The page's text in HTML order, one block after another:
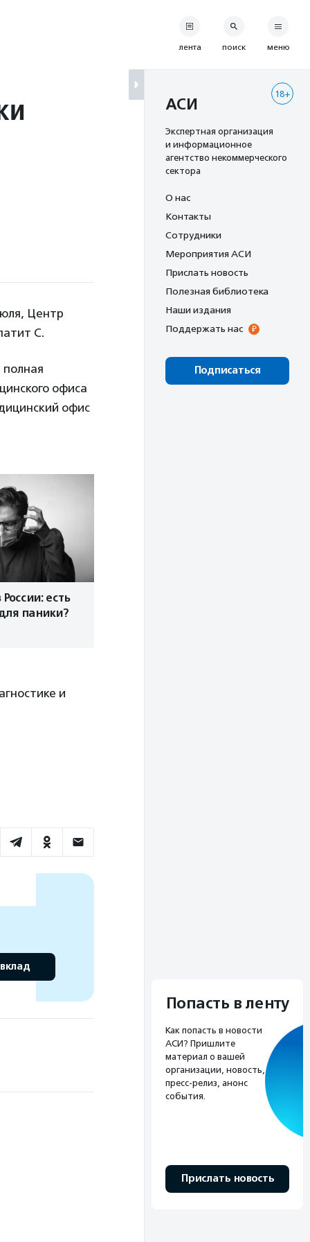
Центр
С.
офиса
офис
есть
паники?
и
лента поиск меню
18+
АСИ
Экспертная организация
и информационное
агентство некоммерческого
сектора
О нас
Контакты
Сотрудники
Мероприятия АСИ
Прислать новость
Полезная библиотека
Наши издания
Поддержать нас
Подписаться
Попасть в ленту
Как попасть в новости
АСИ? Пришлите
материал о вашей
организации, новость,
пресс-релиз, анонс
события.
Прислать новость